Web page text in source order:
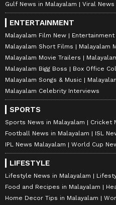
Gulf News in Malayalam
Viral News
ENTERTAINMENT
Malayalam Film New
Entertainment
Malayalam Short Films
Malayalam
Malayalam Movie Trailers
Malayalam Bigg Boss
Box Office
Malayalam Songs & Music
Malayalam Celebrity Interviews
SPORTS
Sports News in Malayalam
Cricket
Football News in Malayalam
ISL
IPL News Malayalam
World Cup
LIFESTYLE
Lifestyle News in Malayalam
Food and Recipes in Malayalam
Home Decor Tips in Malayalam